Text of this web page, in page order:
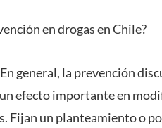
en drogas en Chile?
general, la prevención
efecto importante en
Fijan un planteamiento o